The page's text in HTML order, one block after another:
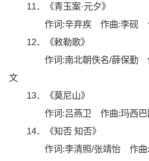
11．《青玉案·元夕》
作词:辛弃疾 作曲:李砚 合
12．《敕勒歌》
作词:南北朝佚名/薛保勤 作
文
13．《莫尼山》
作词:吕燕卫 作曲:玛西巴
14．《知否 知否》
作词:李清照/张靖怡 作曲: